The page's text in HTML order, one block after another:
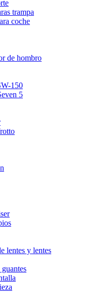
trampa
coche
de hombro
150
5
lentes y lentes
guantes